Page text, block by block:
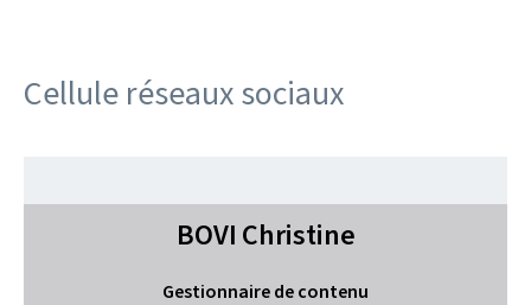
Cellule réseaux sociaux
BOVI Christine
Gestionnaire de contenu